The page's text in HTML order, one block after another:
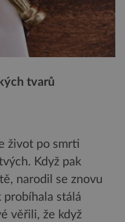
tvarů
život po smrti
Když pak
narodil se znovu
stálá
věřili, že když